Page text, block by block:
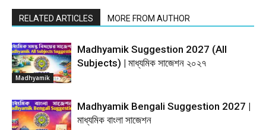
RELATED ARTICLES MORE FROM AUTHOR
Madhyamik
Madhyamik Suggestion 2027 (All
Subjects) | মাধ্যমিক সাজেশন ২০২৭
Madhyamik Bengali Suggestion 2027 |
মাধ্যমিক বাংলা সাজেশন